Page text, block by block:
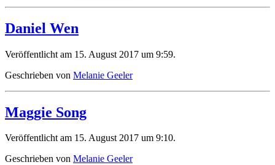
Daniel Wen
Veröffentlicht am 15. August 2017 um 9:59.
Geschrieben von Melanie Geeler
Maggie Song
Veröffentlicht am 15. August 2017 um 9:10.
Geschrieben von Melanie Geeler